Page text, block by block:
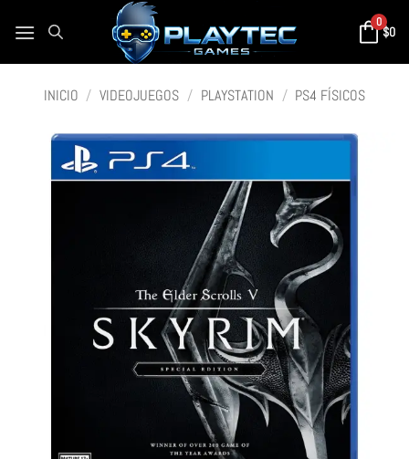
0
$0
INICIO / VIDEOJUEGOS / PLAYSTATION / PS4 FÍSICOS